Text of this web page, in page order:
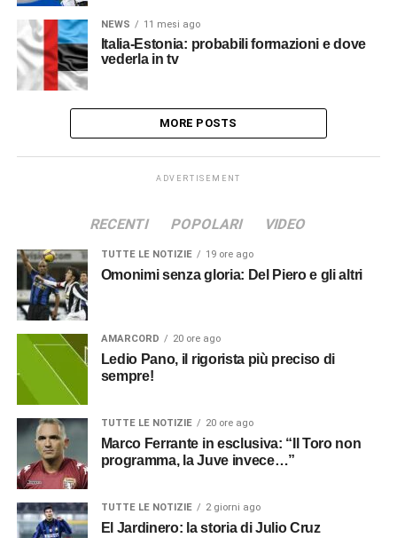
NEWS 11 mesi ago
Italia-Estonia: probabili formazioni e dove
vederla in tv
MORE POSTS
ADVERTISEMENT
RECENTI POPOLARI VIDEO
TUTTE LE NOTIZIE 19 ore ago
Omonimi senza gloria: Del Piero e gli altri
AMARCORD 20 ore ago
Ledio Pano, il rigorista più preciso di
sempre!
TUTTE LE NOTIZIE 20 ore ago
Marco Ferrante in esclusiva: “Il Toro non
programma, la Juve invece…”
TUTTE LE NOTIZIE 2 giorni ago
El Jardinero: la storia di Julio Cruz